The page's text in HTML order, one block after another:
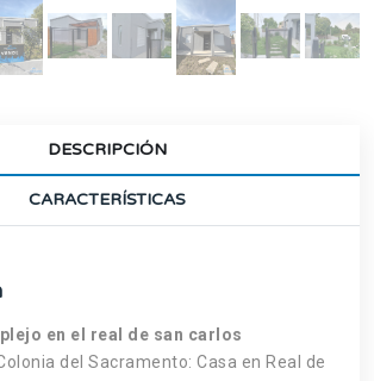
DESCRIPCIÓN
CARACTERÍSTICAS
en el real de san carlos
del Sacramento: Casa en Real de